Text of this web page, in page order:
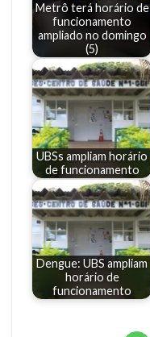
Metrô terá horário de
funcionamento
ampliado no domingo
(5)
UBSs ampliam horário
de funcionamento
Dengue: UBS ampliam
horário de
funcionamento